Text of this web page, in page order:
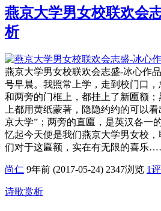
燕京大学男女校联欢会
析
燕京大学男女校联欢会志盛-冰心作
号早晨。我照常上学，走到校门口
和两旁的门框上，都挂上了新匾额
上都用黄纸蒙著，隐隐约约的可以
京大学”；两旁的直匾，是英汉各一
忆起今天便是我们燕京大学男女校
们对于这匾额，实在有无限的喜乐
尚仁 9年前 (2017-05-24) 2347浏览 1
诗歌赏析